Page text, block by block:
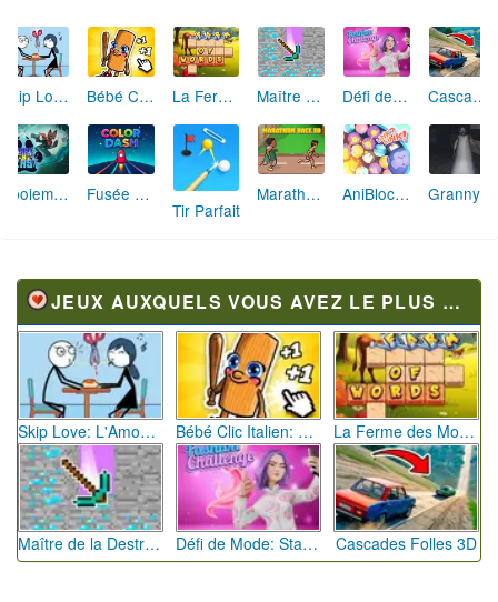
Skip Love: L'Amour en Péril Bébé Clic Italien: La Folie des Petits Bambins La Ferme des Mots - Cultivez votre Vocabulaire Maître de la Destruction: Fusion de Pioches Défi de Mode: Star du Podium Cascades Folles 3D
Aboiement Stellaire : Aventure Canine Fusée Chromatique: La Course des Couleurs
Tir Parfait
Marathon Champion io AniBlocos: Connecte les Animaux Mignons!
JEUX AUXQUELS VOUS AVEZ LE PLUS JOUÉ
Skip Love: L'Amour en Péril Bébé Clic Italien: La Folie des Petits Bambins La Ferme des Mots - Cultivez votre Vocabulaire
Maître de la Destruction: Fusion de Pioches Défi de Mode: Star du Podium Cascades Folles 3D